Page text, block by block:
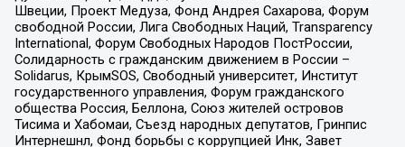
Швеции, Проект Медуза, Фонд Андрея Сахарова, Форум
свободной России, Лига Свободных Наций, Transparеncy
International, Форум Свободных Народов ПостРоссии,
Солидарность с гражданским движением в России –
Solidarus, КрымSOS, Свободный университет, Институт
государственного управления, Форум гражданского
общества Россия, Беллона, Союз жителей островов
Тисима и Хабомаи, Съезд народных депутатов, Гринпис
Интернешнл, Фонд борьбы с коррупцией Инк, Завет